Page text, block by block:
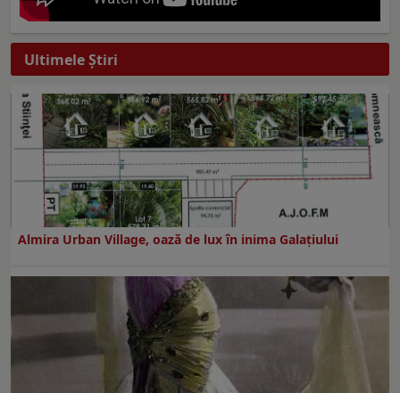
Ultimele Ştiri
Almira Urban Village, oază de lux în inima Galațiului